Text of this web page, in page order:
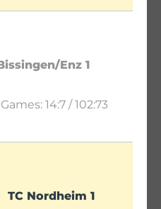
Enz 1
14:7 / 102:73
TC Nordheim 1